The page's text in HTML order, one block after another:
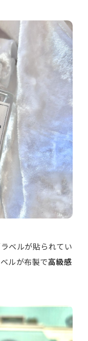
ベルが貼られてい
ルが布製で高級感